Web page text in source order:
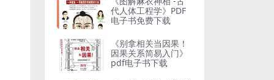
代人体工程学》PDF
电子书免费下载
《别拿相关当因果！
因果关系简易入门》
pdf电子书下载